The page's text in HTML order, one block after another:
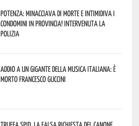
Potenza: minacciava di morte e intimidiva i
condomini in provincia! Intervenuta la
Polizia
Addio a un gigante della musica italiana: è
morto Francesco Guccini